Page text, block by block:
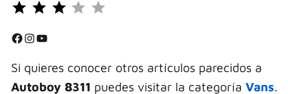
⭐
⭐
Facebook InstagramYouTube
Si quieres conocer otros artículos parecidos a
Autoboy 8311 puedes visitar la categoría Vans.